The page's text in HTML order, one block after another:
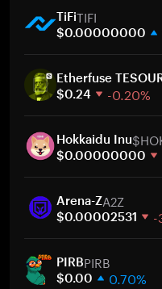
TiFiTIFI
$0.00000000
30 días
Capitalización de
Etherfuse
$0.24 -0.20%
30 días
Capitalización de
Hokkaidu Inu
$0.00000000
30 días
Capitalización de
Arena-ZA2Z
$0.00002531 -
30 días
Capitalización de
PIRBPIRB
$0.00 0.70%